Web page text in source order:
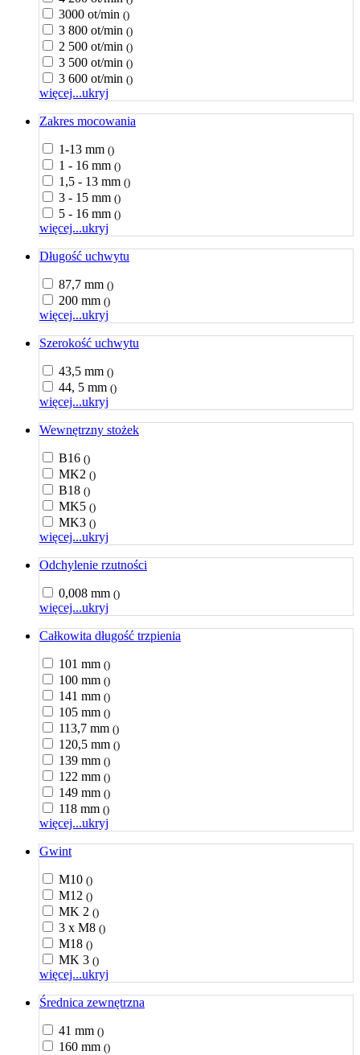
3000 ot/min ()
3 800 ot/min ()
2 500 ot/min ()
3 500 ot/min ()
3 600 ot/min ()
więcej...ukryj
Zakres mocowania
1-13 mm ()
1 - 16 mm ()
1,5 - 13 mm ()
3 - 15 mm ()
5 - 16 mm ()
więcej...ukryj
Długość uchwytu
87,7 mm ()
200 mm ()
więcej...ukryj
Szerokość uchwytu
43,5 mm ()
44, 5 mm ()
więcej...ukryj
Wewnętrzny stożek
B16 ()
MK2 ()
B18 ()
MK5 ()
MK3 ()
więcej...ukryj
Odchylenie rzutności
0,008 mm ()
więcej...ukryj
Całkowita długość trzpienia
101 mm ()
100 mm ()
141 mm ()
105 mm ()
113,7 mm ()
120,5 mm ()
139 mm ()
122 mm ()
149 mm ()
118 mm ()
więcej...ukryj
Gwint
M10 ()
M12 ()
MK 2 ()
3 x M8 ()
M18 ()
MK 3 ()
więcej...ukryj
Średnica zewnętrzna
41 mm ()
160 mm ()